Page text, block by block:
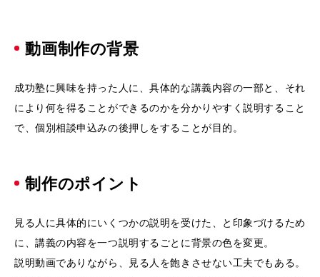
動画制作の背景
成功塾に興味を持った人に、具体的な講義内容の一部と、それ
により何を得ることができるのかを分かりやすく説明すること
で、個別相談申込みの後押しをすることが目的。
制作のポイント
見る人に具体的にいくつかの説明を受けた、と印象づけるため
に、講義の内容を一つ説明するごとに背景の色を変更。
説明動画でありながら、見る人を飽きさせない工夫でもある。